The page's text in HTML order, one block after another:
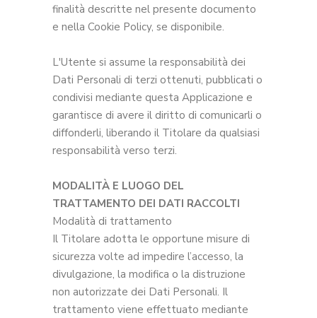
finalità descritte nel presente documento
e nella Cookie Policy, se disponibile.
L'Utente si assume la responsabilità dei
Dati Personali di terzi ottenuti, pubblicati o
condivisi mediante questa Applicazione e
garantisce di avere il diritto di comunicarli o
diffonderli, liberando il Titolare da qualsiasi
responsabilità verso terzi.
MODALITÀ E LUOGO DEL
TRATTAMENTO DEI DATI RACCOLTI
Modalità di trattamento
Il Titolare adotta le opportune misure di
sicurezza volte ad impedire l’accesso, la
divulgazione, la modifica o la distruzione
non autorizzate dei Dati Personali. Il
trattamento viene effettuato mediante